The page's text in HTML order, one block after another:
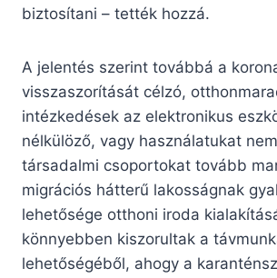
biztosítani – tették hozzá.
A jelentés szerint továbbá a
visszaszorítását célzó,
intézkedések az elektronikus
nélkülöző, vagy használatukat
társadalmi csoportokat tovább
migrációs hátterű lakosságnak
lehetősége otthoni iroda
könnyebben kiszorultak a
lehetőségéből, ahogy a